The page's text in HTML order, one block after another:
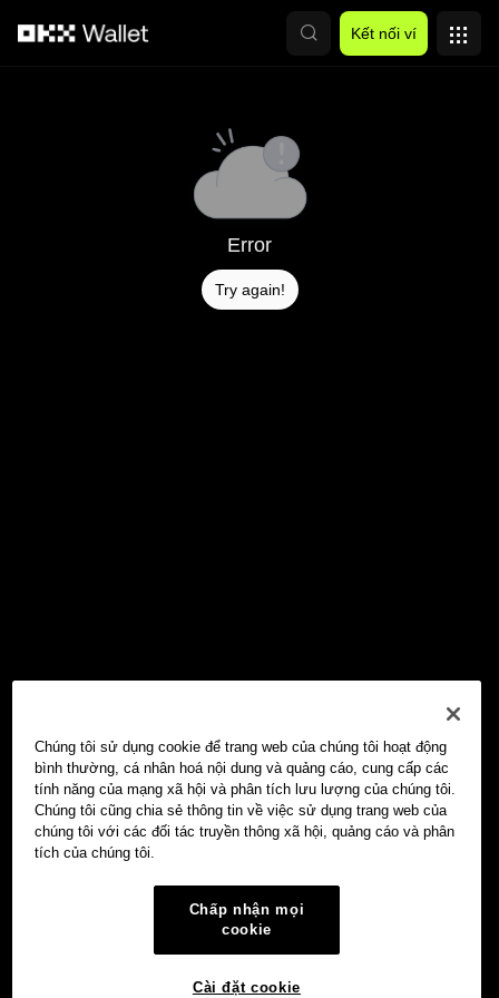
Kết nối ví
Error
Try again!
Chúng tôi sử dụng cookie để trang web của chúng tôi hoạt động
bình thường, cá nhân hoá nội dung và quảng cáo, cung cấp các
tính năng của mạng xã hội và phân tích lưu lượng của chúng tôi.
Chúng tôi cũng chia sẻ thông tin về việc sử dụng trang web của
chúng tôi với các đối tác truyền thông xã hội, quảng cáo và phân
tích của chúng tôi.
Chấp nhận mọi
cookie
Cài đặt cookie